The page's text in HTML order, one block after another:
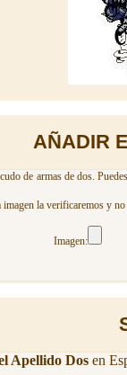
AÑADIR
de armas de dos.
imagen la verificaremos y
Imagen:
Apellido Dos en